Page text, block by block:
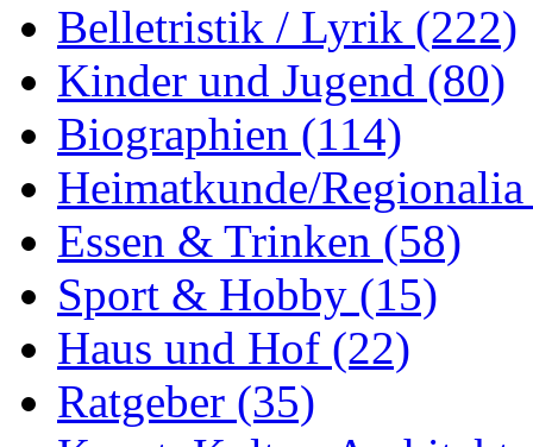
Belletristik / Lyrik (222)
Kinder und Jugend (80)
Biographien (114)
Heimatkunde/
Essen & Trinken (58)
Sport & Hobby (15)
Haus und Hof (22)
Ratgeber (35)